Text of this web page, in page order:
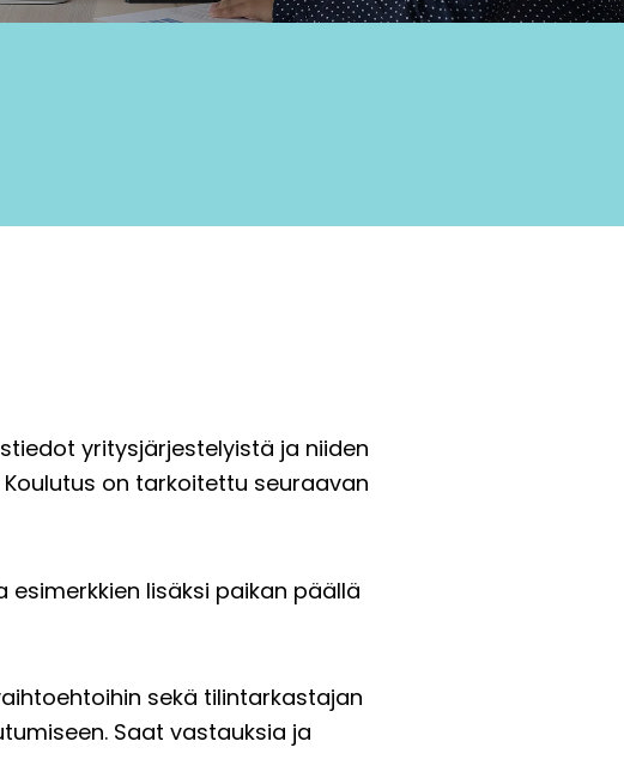
yritysjärjestelyistä ja niiden
on tarkoitettu seuraavan
lisäksi paikan päällä
sekä tilintarkastajan
Saat vastauksia ja